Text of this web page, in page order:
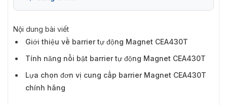
Nội dung bài viết
Giới thiệu về barrier tự động Magnet CEA430T
Tính năng nổi bật barrier tự động Magnet CEA430T
Lựa chọn đơn vị cung cấp barrier Magnet CEA430T
chính hãng